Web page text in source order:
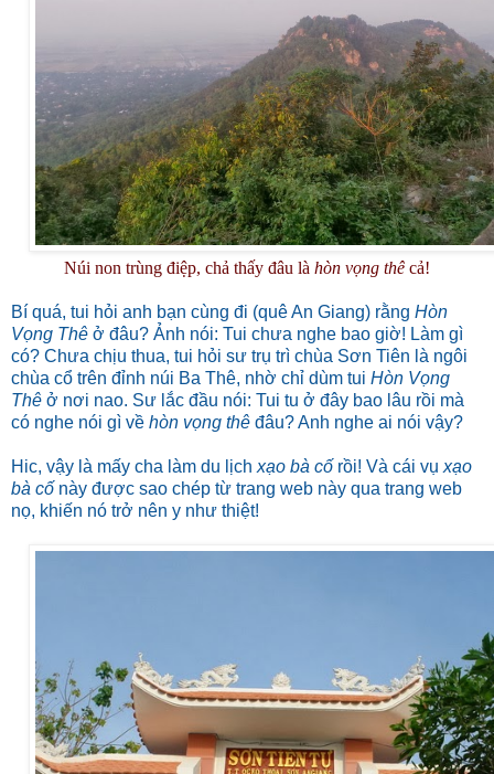
Núi non trùng điệp, chả thấy đâu là hòn vọng thê cả!
Bí quá, tui hỏi anh bạn cùng đi (quê An Giang) rằng Hòn
Vọng Thê ở đâu? Ảnh nói: Tui chưa nghe bao giờ! Làm gì
có? Chưa chịu thua, tui hỏi sư trụ trì chùa Sơn Tiên là ngôi
chùa cổ trên đỉnh núi Ba Thê, nhờ chỉ dùm tui Hòn Vọng
Thê ở nơi nao. Sư lắc đầu nói: Tui tu ở đây bao lâu rồi mà
có nghe nói gì về hòn vọng thê đâu? Anh nghe ai nói vậy?
Hic, vậy là mấy cha làm du lịch xạo bà cố rồi! Và cái vụ xạo
bà cố này được sao chép từ trang web này qua trang web
nọ, khiến nó trở nên y như thiệt!